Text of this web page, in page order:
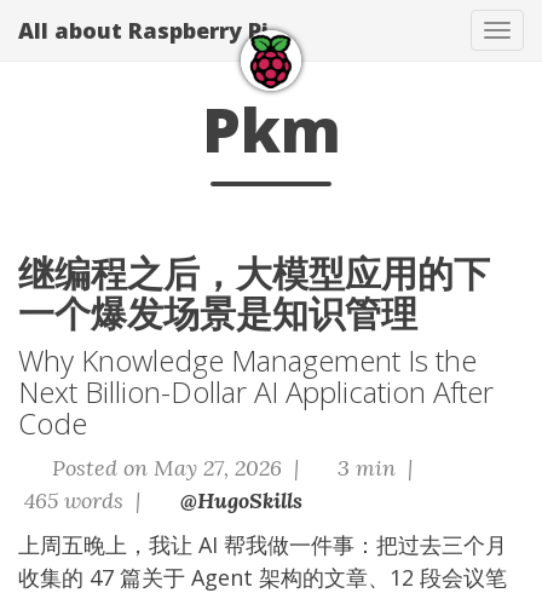
All about Raspberry Pi
Pkm
继编程之后，大模型应用的下
一个爆发场景是知识管理
Why Knowledge Management Is the
Next Billion-Dollar AI Application After
Code
Posted on May 27, 2026 |
3 min |
465 words |
@HugoSkills
上周五晚上，我让 AI 帮我做一件事：把过去三个月
收集的 47 篇关于 Agent 架构的文章、12 段会议笔